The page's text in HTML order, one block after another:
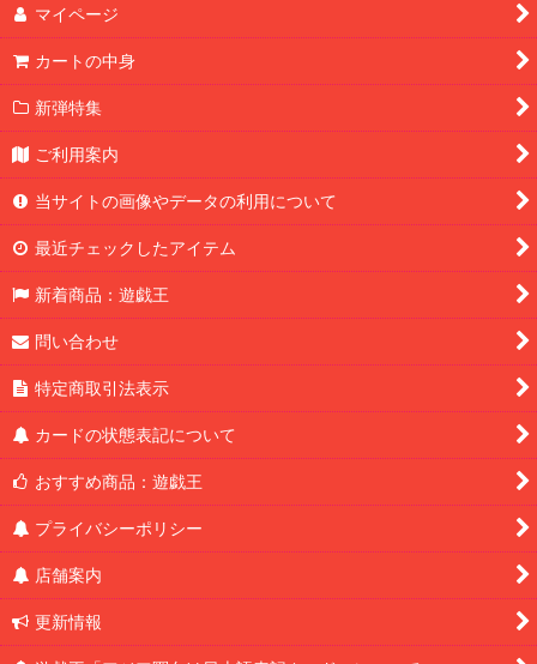
マイページ
カートの中身
新弾特集
ご利用案内
当サイトの画像やデータの利用について
最近チェックしたアイテム
新着商品：遊戯王
問い合わせ
特定商取引法表示
カードの状態表記について
おすすめ商品：遊戯王
プライバシーポリシー
店舗案内
更新情報